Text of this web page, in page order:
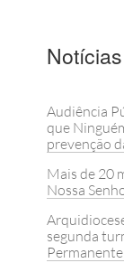
Notícias
Audiência
que
prevenção
Mais de 20
Nossa
segunda
Permanente